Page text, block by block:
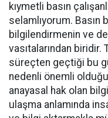
kıymetli basın
selamlıyorum. Basın
bilgilendirmenin ve
vasıtalarından
süreçten geçtiği bu
nedenli önemli
anayasal hak olan
ulaşma anlamında